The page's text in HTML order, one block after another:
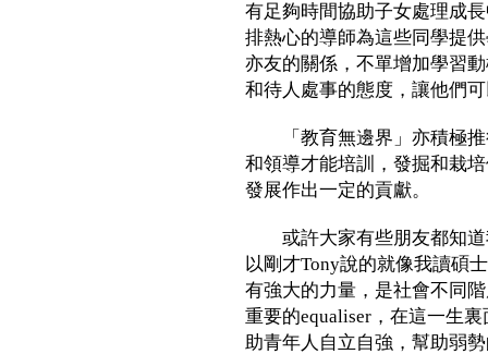
有足夠時間協助子女處理成
排熱心的導師為這些同學提
亦友的關係，不單增加學習
和待人處事的態度，讓他們
「教育無邊界」亦積極推
和領導才能培訓，發掘和栽
發展作出一定的貢獻。
或許大家有些朋友都知道
以剛才Tony說的就像我讀碩
有強大的力量，是社會不同
重要的equaliser，在這一生
助青年人自立自強，幫助弱